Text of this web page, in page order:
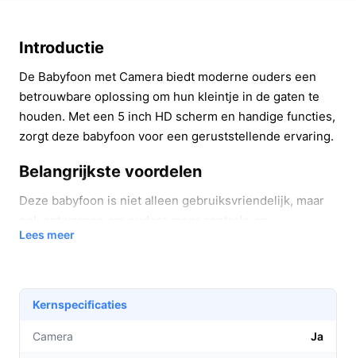
Introductie
De Babyfoon met Camera biedt moderne ouders een
betrouwbare oplossing om hun kleintje in de gaten te
houden. Met een 5 inch HD scherm en handige functies,
zorgt deze babyfoon voor een geruststellende ervaring.
Belangrijkste voordelen
Deze babyfoon is niet alleen gebruiksvriendelijk, maar
gemoedsrust te bieden. Hier zijn enkele belangrijke
Kristalhelder beeld:Het 5 inch HD scherm biedt
een scherp en helder beeld, zodat je altijd een
Lees meer
Kernspecificaties
Camera Ja